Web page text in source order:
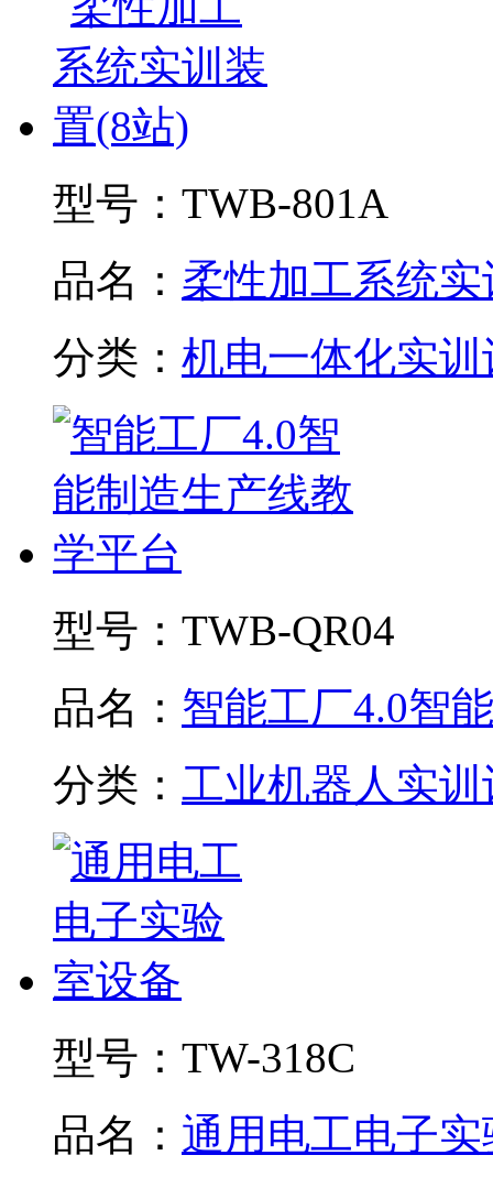
型号： TWB-801A
品名： 柔性加工系统实
分类： 机电一体化实训
型号： TWB-QR04
品名： 智能工厂4.0智
分类： 工业机器人实训
型号： TW-318C
品名： 通用电工电子实